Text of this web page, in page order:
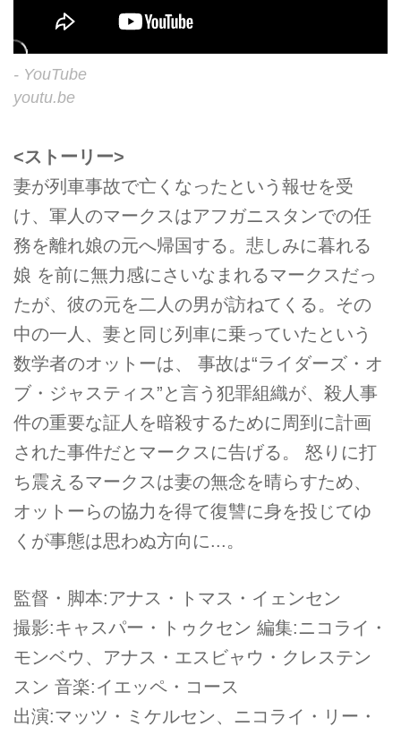
- YouTube
youtu.be
<ストーリー>
妻が列車事故で亡くなったという報せを受
け、軍人のマークスはアフガニスタンでの任
務を離れ娘の元へ帰国する。悲しみに暮れる
娘 を前に無力感にさいなまれるマークスだっ
たが、彼の元を二人の男が訪ねてくる。その
中の一人、妻と同じ列車に乗っていたという
数学者のオットーは、 事故は“ライダーズ・オ
ブ・ジャスティス”と言う犯罪組織が、殺人事
件の重要な証人を暗殺するために周到に計画
された事件だとマークスに告げる。 怒りに打
ち震えるマークスは妻の無念を晴らすため、
オットーらの協力を得て復讐に身を投じてゆ
くが事態は思わぬ方向に...。
監督・脚本:アナス・トマス・イェンセン
撮影:キャスパー・トゥクセン 編集:ニコライ・
モンベウ、アナス・エスビャウ・クレステン
スン 音楽:イエッペ・コース
出演:マッツ・ミケルセン、ニコライ・リー・